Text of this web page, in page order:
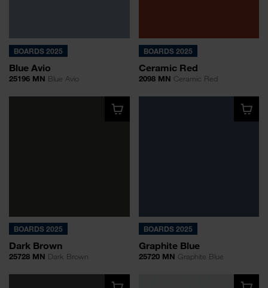
BOARDS 2025
Blue Avio
25196 MN Blue Avio
BOARDS 2025
Ceramic Red
2098 MN Ceramic Red
BOARDS 2025
Dark Brown
25728 MN Dark Brown
BOARDS 2025
Graphite Blue
25720 MN Graphite Blue